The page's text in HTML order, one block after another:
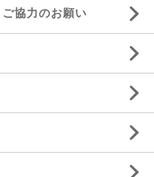
協力のお願い